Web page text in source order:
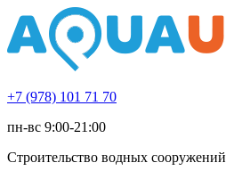
+7 (978) 101 71 70
пн-вс 9:00-21:00
Строительство водных сооружений